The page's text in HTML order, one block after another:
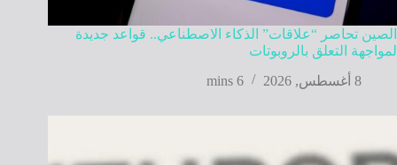
الصين تحاصر “علاقات” الذكاء الاصطناعي.. قواعد جديدة
لمواجهة التعلق بالروبوتات
8 أغسطس, 2026
6 mins